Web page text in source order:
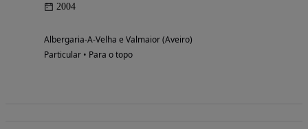
2004
Albergaria-A-Velha e Valmaior (Aveiro)
Particular • Para o topo